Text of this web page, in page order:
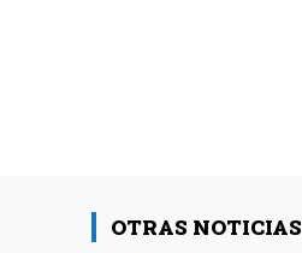
OTRAS NOTICIAS